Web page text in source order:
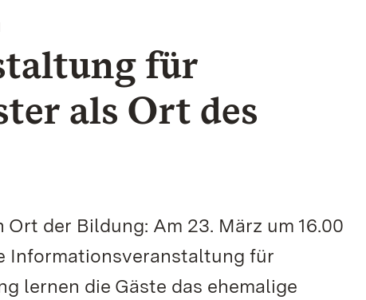
für
als Ort des
der Bildung: Am 23. März um 16.00
Informationsveranstaltung für
lernen die Gäste das ehemalige